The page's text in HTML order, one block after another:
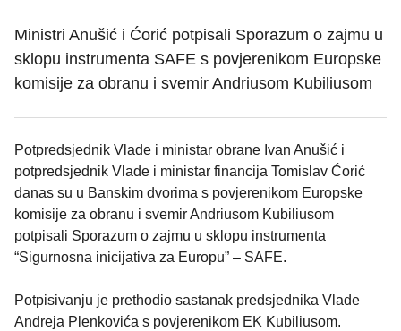
Ministri Anušić i Ćorić potpisali Sporazum o zajmu u
sklopu instrumenta SAFE s povjerenikom Europske
komisije za obranu i svemir Andriusom Kubiliusom
Potpredsjednik Vlade i ministar obrane Ivan Anušić i
potpredsjednik Vlade i ministar financija Tomislav Ćorić
danas su u Banskim dvorima s povjerenikom Europske
komisije za obranu i svemir Andriusom Kubiliusom
potpisali Sporazum o zajmu u sklopu instrumenta
“Sigurnosna inicijativa za Europu” – SAFE.
Potpisivanju je prethodio sastanak predsjednika Vlade
Andreja Plenkovića s povjerenikom EK Kubiliusom.